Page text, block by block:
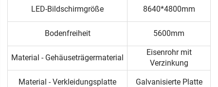
LED-Bildschirmgröße 8640*4800mm
Bodenfreiheit 5600mm
Material - Gehäuseträgermaterial
Eisenrohr mit
Verzinkung
Material - Verkleidungsplatte Galvanisierte Platte